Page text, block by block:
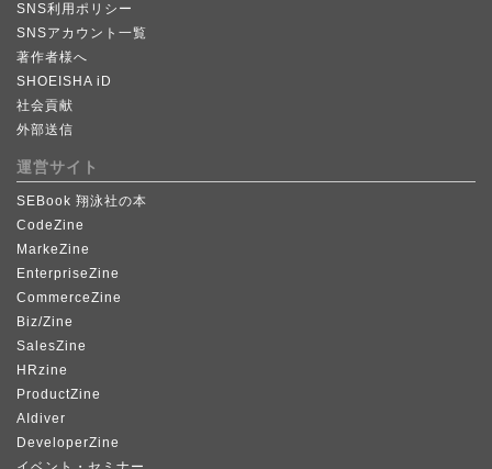
SNS利用ポリシー
SNSアカウント一覧
著作者様へ
SHOEISHA iD
社会貢献
外部送信
運営サイト
SEBook 翔泳社の本
CodeZine
MarkeZine
EnterpriseZine
CommerceZine
Biz/Zine
SalesZine
HRzine
ProductZine
AIdiver
DeveloperZine